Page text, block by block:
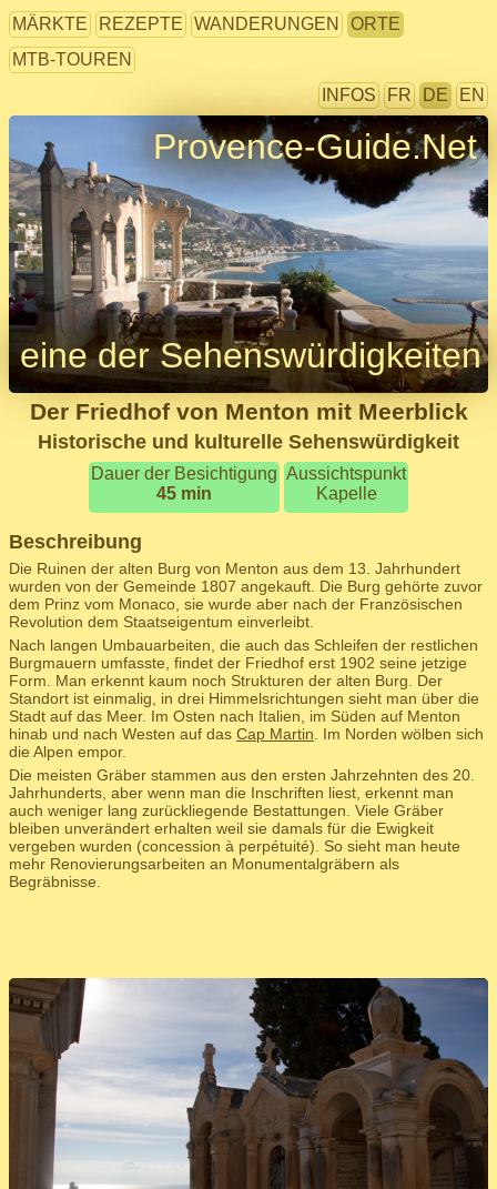
MÄRKTE REZEPTE WANDERUNGEN
ORTE
MTB-TOUREN
INFOS
FR DE EN
Provence-Guide.Net
eine der Sehenswürdigkeiten
Der Friedhof von Menton mit Meerblick
Historische und kulturelle Sehenswürdigkeit
Dauer der Besichtigung
45 min
Aussichtspunkt
Kapelle
Beschreibung
Die Ruinen der alten Burg von Menton aus dem 13. Jahrhundert
wurden von der Gemeinde 1807 angekauft. Die Burg gehörte zuvor
dem Prinz vom Monaco, sie wurde aber nach der Französischen
Revolution dem Staatseigentum einverleibt.
Nach langen Umbauarbeiten, die auch das Schleifen der restlichen
Burgmauern umfasste, findet der Friedhof erst 1902 seine jetzige
Form. Man erkennt kaum noch Strukturen der alten Burg. Der
Standort ist einmalig, in drei Himmelsrichtungen sieht man über die
Stadt auf das Meer. Im Osten nach Italien, im Süden auf Menton
hinab und nach Westen auf das Cap Martin . Im Norden wölben sich
die Alpen empor.
Die meisten Gräber stammen aus den ersten Jahrzehnten des 20.
Jahrhunderts, aber wenn man die Inschriften liest, erkennt man
auch weniger lang zurückliegende Bestattungen. Viele Gräber
bleiben unverändert erhalten weil sie damals für die Ewigkeit
vergeben wurden (concession à perpétuité). So sieht man heute
mehr Renovierungsarbeiten an Monumentalgräbern als
Begräbnisse.